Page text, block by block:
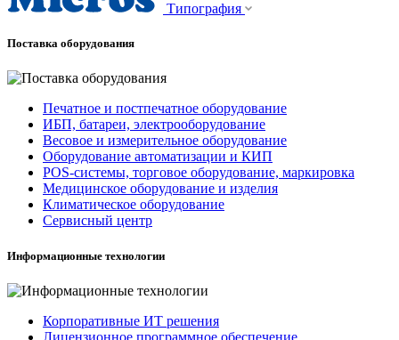
Типография
Поставка оборудования
Печатное и постпечатное оборудование
ИБП, батареи, электрооборудование
Весовое и измерительное оборудование
Оборудование автоматизации и КИП
POS-системы, торговое оборудование, маркировка
Медицинское оборудование и изделия
Климатическое оборудование
Сервисный центр
Информационные технологии
Корпоративные ИТ решения
Лицензионное программное обеспечение